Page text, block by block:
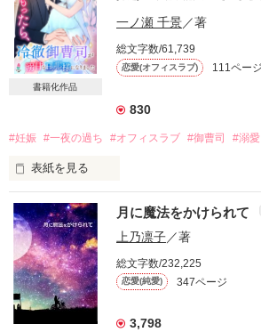
甘さ増し増しで、
素敵なお話にバージョンアップしておりま
マカロン文庫の方も是非
お手にとって頂けますように🙇
よろしくお願いいたします👋
ありがとうございます🙇
♥･*:.｡ ｡.:*･ﾟ♡･*:.｡ ｡.:*･ﾟ♥
五條星光　二十八歳
seia
×
五條綾星　二十九歳
ayase
結婚三年目
書籍化作品
一ノ瀬 千景／著
総文字数/61,739
恋愛(オフィスラブ) 111ページ
830
#妊娠 #一夜の過ち #オフィスラブ #御曹司 #溺愛
表紙を見る
若き敏腕副社長　和泉十弥（３２）
『惚れるなよ？』
×
クールビューティーな秘書室のエース　芦
『副社長は好みではないので、ご安心を』
月に魔法をかけられて
上乃凛子／著
総文字数/232,225
恋愛(純愛) 347ページ
3,798